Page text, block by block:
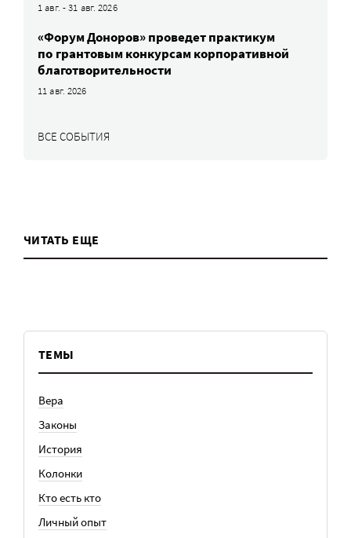
1 авг. - 31 авг. 2026
«Форум Доноров» проведет практикум
по грантовым конкурсам корпоративной
благотворительности
11 авг. 2026
ВСЕ СОБЫТИЯ
ЧИТАТЬ ЕЩЕ
ТЕМЫ
Вера
Законы
История
Колонки
Кто есть кто
Личный опыт